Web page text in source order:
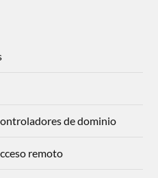
de dominio
remoto